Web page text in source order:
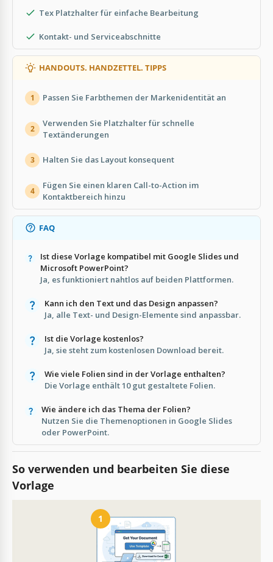
Tex Platzhalter für einfache Bearbeitung
Kontakt- und Serviceabschnitte
HANDOUTS. HANDZETTEL. TIPPS
1 Passen Sie Farbthemen der Markenidentität an
2
Verwenden Sie Platzhalter für schnelle
Textänderungen
3 Halten Sie das Layout konsequent
4
Fügen Sie einen klaren Call-to-Action im
Kontaktbereich hinzu
FAQ
Ist diese Vorlage kompatibel mit Google Slides und
Microsoft PowerPoint?
Ja, es funktioniert nahtlos auf beiden Plattformen.
Kann ich den Text und das Design anpassen?
Ja, alle Text- und Design-Elemente sind anpassbar.
Ist die Vorlage kostenlos?
Ja, sie steht zum kostenlosen Download bereit.
Wie viele Folien sind in der Vorlage enthalten?
Die Vorlage enthält 10 gut gestaltete Folien.
Wie ändere ich das Thema der Folien?
Nutzen Sie die Themenoptionen in Google Slides
oder PowerPoint.
So verwenden und bearbeiten Sie diese
Vorlage
1